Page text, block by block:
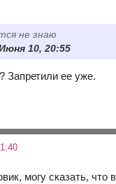
не знаю
10, 20:55
ее уже.
могу сказать,